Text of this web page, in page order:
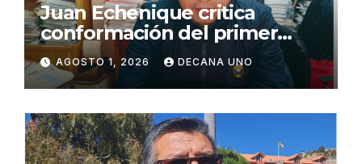
Juan Echenique critica
conformación del primer
gabinete ministerial de Keiko
Fujimori
AGOSTO 1, 2026 DECANA UNO